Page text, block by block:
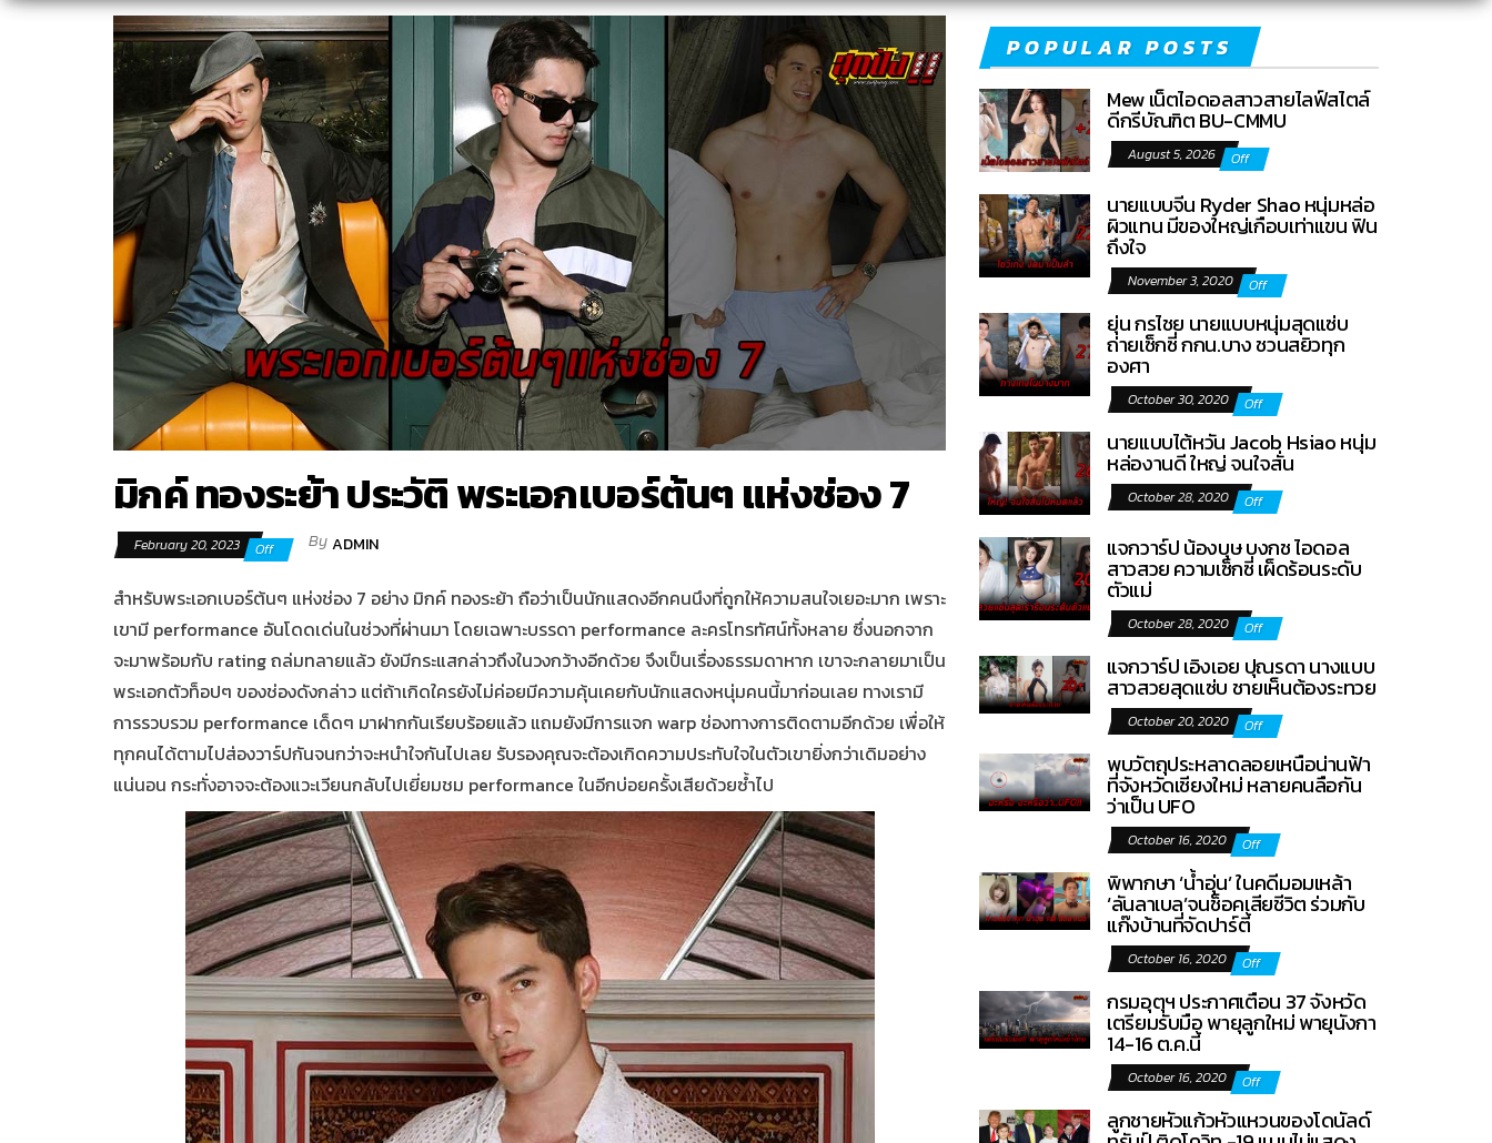
มิกค์ ทองระย้า ประวัติ พระเอกเบอร์ต้นๆ แห่งช่อง 7
February 20, 2023 Off ByADMIN
สำหรับพระเอกเบอร์ต้นๆ แห่งช่อง 7 อย่าง มิกค์ ทองระย้า ถือว่าเป็นนักแสดงอีกคนนึงที่ถูกให้ความสนใจเยอะมาก เพราะ
เขามี performance อันโดดเด่นในช่วงที่ผ่านมา โดยเฉพาะบรรดา performance ละครโทรทัศน์ทั้งหลาย ซึ่งนอกจาก
จะมาพร้อมกับ ratingถล่มทลายแล้ว ยังมีกระแสกล่าวถึงในวงกว้างอีกด้วย จึงเป็นเรื่องธรรมดาหาก เขาจะกลายมาเป็น
พระเอกตัวท็อปๆ ของช่องดังกล่าว แต่ถ้าเกิดใครยังไม่ค่อยมีความคุ้นเคยกับนักแสดงหนุ่มคนนี้มาก่อนเลย ทางเรามี
การรวบรวม performance เด็ดๆ มาฝากกันเรียบร้อยแล้ว แถมยังมีการแจก warp ช่องทางการติดตามอีกด้วย เพื่อให้
ทุกคนได้ตามไปส่องวาร์ปกันจนกว่าจะหนำใจกันไปเลย รับรองคุณจะต้องเกิดความประทับใจในตัวเขายิ่งกว่าเดิมอย่าง
แน่นอน กระทั่งอาจจะต้องแวะเวียนกลับไปเยี่ยมชม performance ในอีกบ่อยครั้งเสียด้วยซ้ำไป
POPULAR POSTS
Mew เน็ตไอดอลสาวสายไลฟ์สไตล์
ดีกรีบัณฑิต BU-CMMU
August 5, 2026 Off
นายแบบจีน Ryder Shao หนุ่มหล่อ
ผิวแทน มีของใหญ่เกือบเท่าแขน ฟิน
ถึงใจ
November 3, 2020 Off
ยุ่น กรไชย นายแบบหนุ่มสุดแซ่บ
ถ่ายเซ็กซี่ กกน.บาง ชวนสยิวทุก
องศา
October 30, 2020 Off
นายแบบไต้หวัน Jacob Hsiao หนุ่ม
หล่องานดี ใหญ่ จนใจสั่น
October 28, 2020 Off
แจกวาร์ป น้องบุษ บงกช ไอดอล
สาวสวย ความเซ็กซี่ เผ็ดร้อนระดับ
ตัวแม่
October 28, 2020 Off
แจกวาร์ป เอิงเอย ปุณรดา นางแบบ
สาวสวยสุดแซ่บ ชายเห็นต้องระทวย
October 20, 2020 Off
พบวัตถุประหลาดลอยเหนือน่านฟ้า
ที่จังหวัดเชียงใหม่ หลายคนลือกัน
ว่าเป็น UFO
October 16, 2020 Off
พิพากษา ‘น้ำอุ่น’ ในคดีมอมเหล้า
‘ลันลาเบล’จนช็อคเสียชีวิต ร่วมกับ
แก๊งบ้านที่จัดปาร์ตี้
October 16, 2020 Off
กรมอุตุฯ ประกาศเตือน 37 จังหวัด
เตรียมรับมือ พายุลูกใหม่ พายุนังกา
14-16 ต.ค.นี้
October 16, 2020 Off
ลูกชายหัวแก้วหัวแหวนของโดนัลด์